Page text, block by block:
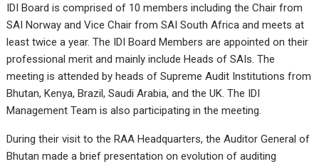
IDI Board is comprised of 10 members including the Chair from
SAI Norway and Vice Chair from SAI South Africa and meets at
least twice a year. The IDI Board Members are appointed on their
professional merit and mainly include Heads of SAIs. The
meeting is attended by heads of Supreme Audit Institutions from
Bhutan, Kenya, Brazil, Saudi Arabia, and the UK. The IDI
Management Team is also participating in the meeting.
During their visit to the RAA Headquarters, the Auditor General of
Bhutan made a brief presentation on evolution of auditing